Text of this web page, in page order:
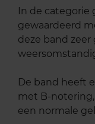
In de categorie
gewaardeerd
deze band
De band heeft
met B-
een normale